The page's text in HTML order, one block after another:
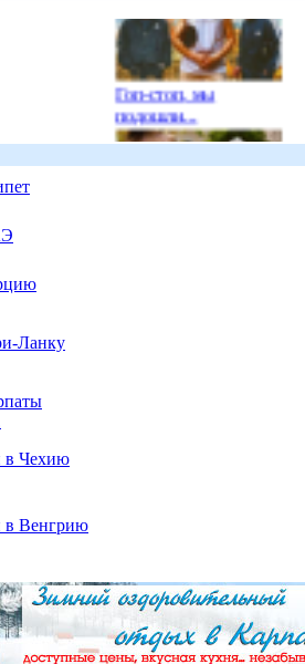
Гоп-стоп, мы
подошли...
Ланку
в Чехию
в Венгрию